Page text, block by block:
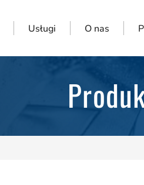
Usługi O nas